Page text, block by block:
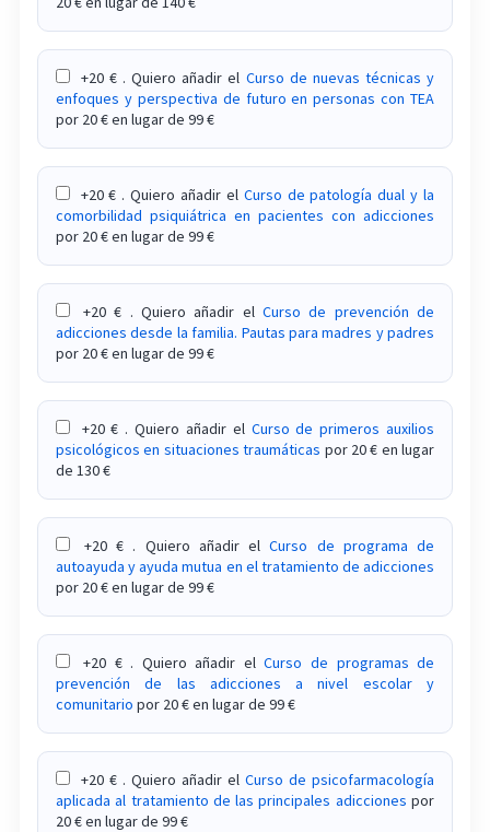
disociativos por trauma complejo
complejo del desarrollo
lenguaje
Curso sobre la intervención en trastorno del
espectro autista (TEA)
Curso sobre la intervención en trauma
intergeneracional
Curso sobre la intervención psicológica en
Curso sobre la introducción a la hipnosis clínica
Técnicas y Aplicaciones Clínicas
Curso sobre la mediación en los conflictos con
los adolescentes
Curso sobre la neurociencia y los marcadores
cerebrales del trauma
Curso sobre la personalidad antisocial
del trauma
+20 € . Quiero añadir el Curso de nuevas técnicas y
enfoques y perspectiva de futuro en personas con TEA
por 20 € en lugar de 99 €
+20 € . Quiero añadir el Curso de patología dual y la
comorbilidad psiquiátrica en pacientes con adicciones
por 20 € en lugar de 99 €
+20 € . Quiero añadir elCurso de prevención de
adicciones desde la familia. Pautas para madres y padres
por 20 € en lugar de 99 €
+20 € . Quiero añadir el Curso de primeros auxilios
psicológicos en situaciones traumáticas por 20 € en lugar
de 130 €
+20 € . Quiero añadir elCurso de programa de
autoayuda y ayuda mutua en el tratamiento de adicciones
por 20 € en lugar de 99 €
+20 € . Quiero añadir elCurso de programas de
prevención de las adicciones a nivel escolar y
comunitario por 20 € en lugar de 99 €
+20 € . Quiero añadir elCurso de psicofarmacología
aplicada al tratamiento de las principales adicciones por
20 € en lugar de 99 €